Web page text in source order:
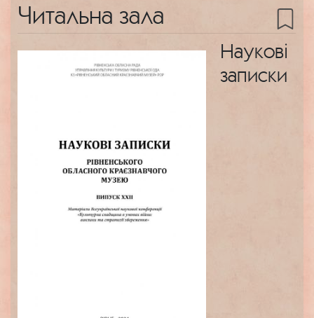
Читальна зала
Наукові
записки